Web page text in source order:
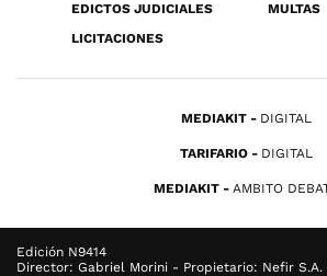
EDICTOS JUDICIALES
MULTAS
LICITACIONES
MEDIAKIT DIGITAL
TARIFARIO DIGITAL
MEDIAKIT AMBITO
Edición N9414
Director: Gabriel Morini - Propietario: Nefir